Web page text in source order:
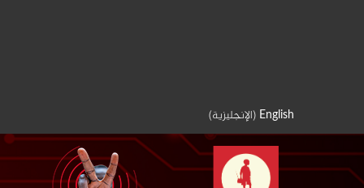
English
(الإنجليزية)